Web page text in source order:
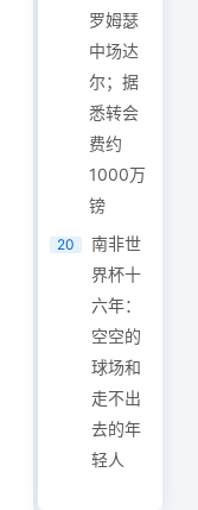
罗姆瑟
中场达
尔；据
悉转会
费约
1000万
镑
20
南非世
界杯十
六年：
空空的
球场和
走不出
去的年
轻人